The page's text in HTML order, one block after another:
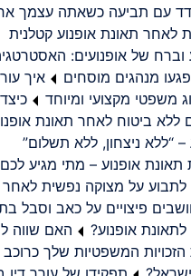
עם תביעה כשאתה עצמך
לאחר תאונת אופנוע קטלנית
וברח של אופנועים:
מנהגים מוסחים
איך
משפטי מקצועי ומיוחד
ללא ביטוח לאחר תאונת
“ללא ניצחון, ללא תשלום”
תאונת אופנוע – מתי מגיע
לתבוע על מצוקה נפשית לאחר
פיצויים על כאב וסבל
אופנוע?
האם שווה
המשפטיות שלך כרוכב